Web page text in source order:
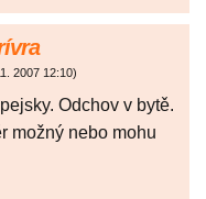
2007 12:10)
Odchov v bytě.
možný nebo mohu